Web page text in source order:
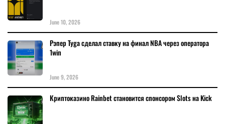
June 10, 2026
Рэпер Tyga сделал ставку на финал NBA через оператора
1win
June 9, 2026
Криптоказино Rainbet становится спонсором Slots на Kick